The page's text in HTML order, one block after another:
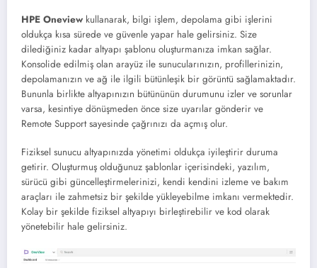
HPE Oneview kullanarak, bilgi işlem, depolama gibi işlerini
oldukça kısa sürede ve güvenle yapar hale gelirsiniz. Size
dilediğiniz kadar altyapı şablonu oluşturmanıza imkan sağlar.
Konsolide edilmiş olan arayüz ile sunucularınızın, profillerinizin,
depolamanızın ve ağ ile ilgili bütünleşik bir görüntü sağlamaktadır.
Bununla birlikte altyapınızın bütününün durumunu izler ve sorunlar
varsa, kesintiye dönüşmeden önce size uyarılar gönderir ve
Remote Support sayesinde çağrınızı da açmış olur.
Fiziksel sunucu altyapınızda yönetimi oldukça iyileştirir duruma
getirir. Oluşturmuş olduğunuz şablonlar içerisindeki, yazılım,
sürücü gibi güncelleştirmelerinizi, kendi kendini izleme ve bakım
araçları ile zahmetsiz bir şekilde yükleyebilme imkanı vermektedir.
Kolay bir şekilde fiziksel altyapıyı birleştirebilir ve kod olarak
yönetebilir hale gelirsiniz.